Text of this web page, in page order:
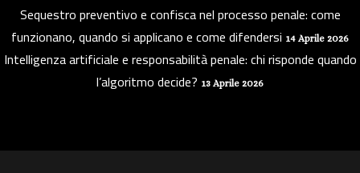
Sequestro preventivo e confisca nel processo penale: come
funzionano, quando si applicano e come difendersi 14 Aprile 2026
Intelligenza artificiale e responsabilità penale: chi risponde quando
l’algoritmo decide? 13 Aprile 2026